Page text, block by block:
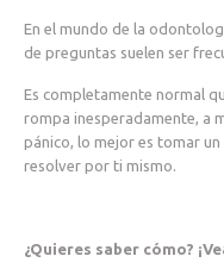
En el mundo de la
de preguntas suelen ser
Es completamente normal
rompa inesperadamente, a
pánico, lo mejor es tomar
resolver por ti mismo.
¿Quieres saber cómo?